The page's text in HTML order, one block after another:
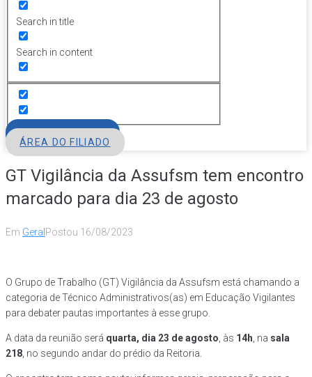
Search in title
Search in content
ÁREA DO FILIADO
GT Vigilância da Assufsm tem encontro
marcado para dia 23 de agosto
Em Geral Postou 16/08/2023
O Grupo de Trabalho (GT) Vigilância da Assufsm está chamando a
categoria de Técnico Administrativos(as) em Educação Vigilantes
para debater pautas importantes à esse grupo.
A data da reunião será quarta, dia 23 de agosto , às 14h , na sala
218 , no segundo andar do prédio da Reitoria.